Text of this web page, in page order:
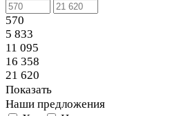
570
5 833
11 095
16 358
21 620
Показать
Наши предложения